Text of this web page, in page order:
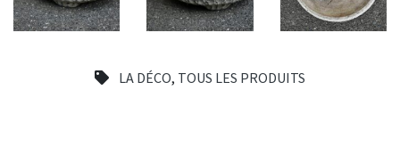
LA DÉCO, TOUS LES PRODUITS